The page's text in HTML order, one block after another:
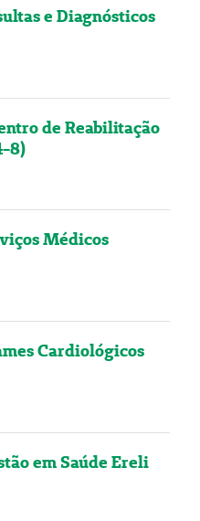
e Diagnósticos
de Reabilitação
8)
Médicos
Cardiológicos
em Saúde Ereli